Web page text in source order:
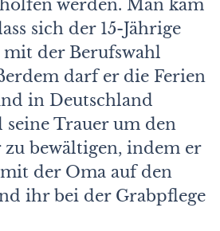
werden. Man kam
sich der 15-Jährige
der Berufswahl
darf er die Ferien
in Deutschland
Trauer um den
zu bewältigen, indem er
der Oma auf den
ihr bei der Grabpflege